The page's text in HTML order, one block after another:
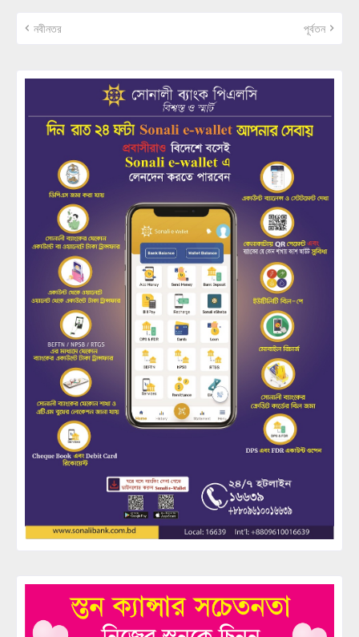
নবীনতর পূর্বতন